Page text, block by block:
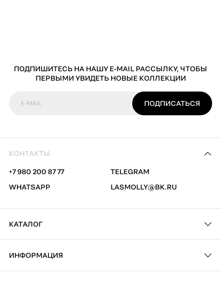
ПОДПИШИТЕСЬ НА НАШУ E-MAIL РАССЫЛКУ, ЧТОБЫ
ПЕРВЫМИ УВИДЕТЬ НОВЫЕ КОЛЛЕКЦИИ
E-MAIL ПОДПИСАТЬСЯ
КОНТАКТЫ
+7 980 200 87 77
TELEGRAM
WHATSAPP
LASMOLLY@BK.RU
КАТАЛОГ
ИНФОРМАЦИЯ